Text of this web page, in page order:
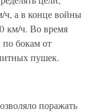
ч, а в конце войны
км/ч. Во время
бокам от
пушек.
поражать